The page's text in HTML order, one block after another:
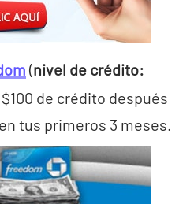
(nivel de crédito:
de crédito después
tus primeros 3 meses.